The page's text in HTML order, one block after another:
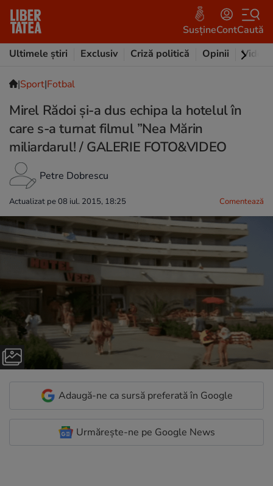
SusțineContCaută
Ultimele știri
Exclusiv Criză politică Opinii Video
|Sport|Fotbal
Mirel Rădoi și-a dus echipa la hotelul în
care s-a turnat filmul ”Nea Mărin
miliardarul! / GALERIE FOTO&VIDEO
Petre Dobrescu
Actualizat pe 08 iul. 2015, 18:25 Comentează
Adaugă-ne ca sursă preferată în Google
Urmărește-ne pe Google News